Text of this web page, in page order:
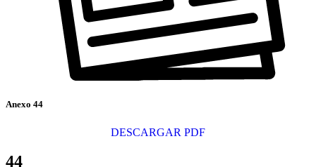
Anexo 44
DESCARGAR PDF
44